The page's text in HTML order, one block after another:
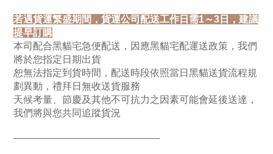
若遇貨運繁盛期間，貨運公司配送工作日需1～3日，建議
提早訂購
本司配合黑貓宅急便配送，因應黑貓宅配運送政策，我們
將於您指定日期出貨
恕無法指定到貨時間，配送時段依照當日黑貓送貨流程規
劃異動，禮拜日無收送貨服務
天候考量、節慶及其他不可抗力之因素可能會延後送達，
我們將與您共同追蹤貨況
———————————————